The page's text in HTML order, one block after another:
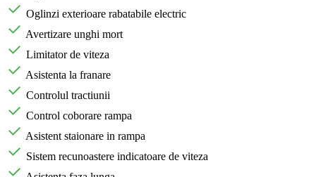
Oglinzi exterioare rabatabile electric
Avertizare unghi mort
Limitator de viteza
Asistenta la franare
Controlul tractiunii
Control coborare rampa
Asistent staionare in rampa
Sistem recunoastere indicatoare de viteza